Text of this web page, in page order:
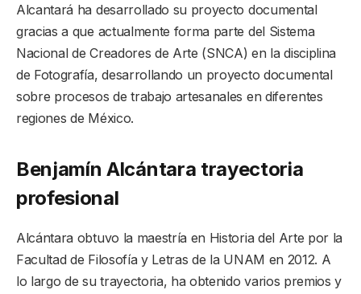
Alcantará ha desarrollado su proyecto documental
gracias a que actualmente forma parte del Sistema
Nacional de Creadores de Arte (SNCA) en la disciplina
de Fotografía, desarrollando un proyecto documental
sobre procesos de trabajo artesanales en diferentes
regiones de México.
Benjamín Alcántara trayectoria
profesional
Alcántara obtuvo la maestría en Historia del Arte por la
Facultad de Filosofía y Letras de la UNAM en 2012. A
lo largo de su trayectoria, ha obtenido varios premios y